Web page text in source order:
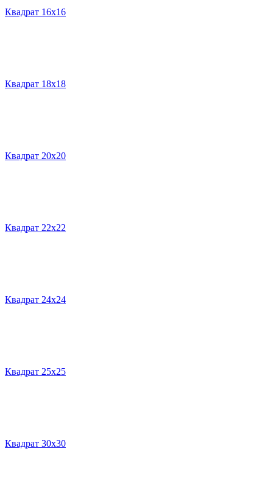
Квадрат 16х16
Квадрат 18х18
Квадрат 20х20
Квадрат 22х22
Квадрат 24х24
Квадрат 25х25
Квадрат 30х30